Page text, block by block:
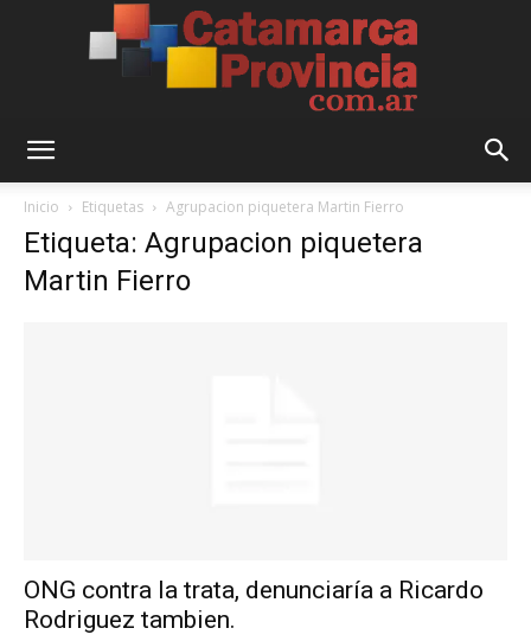
Inicio Etiquetas Agrupacion piquetera Martin Fierro
Etiqueta: Agrupacion piquetera
Martin Fierro
ONG contra la trata, denunciaría a Ricardo
Rodriguez tambien.